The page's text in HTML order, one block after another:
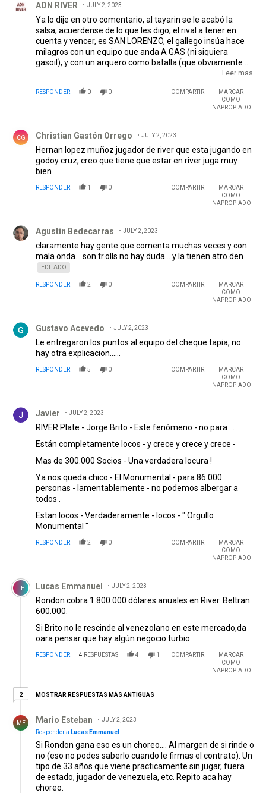
ADN RIVER JULY 2, 2023
Ya lo dije en otro comentario, al tayarin se le acabó la
salsa, acuerdense de lo que les digo, el rival a tener en
cuenta y vencer, es SAN LORENZO, el gallego insúa hace
milagros con un equipo que anda A GAS (ni siquiera
gasoil), y con un arquero como batalla (que obviamente es
de river) que es una garantía, el partido en la estancia de
consagramos campeones obvio.
Leer mas
RESPONDER 0 0 COMPARTIR
MARCAR
COMO
INAPROPIADO
CG Christian Gastón Orrego JULY 2, 2023
Hernan lopez muñoz jugador de river que esta jugando en
godoy cruz, creo que tiene que estar en river juga muy
bien
RESPONDER 1 0 COMPARTIR
MARCAR
COMO
INAPROPIADO
Agustin Bedecarras JULY 2, 2023
claramente hay gente que comenta muchas veces y con
mala onda... son tr.olls no hay duda... y la tienen atro.den
EDITADO
RESPONDER 2 0 COMPARTIR
MARCAR
COMO
INAPROPIADO
Gustavo Acevedo JULY 2, 2023
Le entregaron los puntos al equipo del cheque tapia, no
hay otra explicacion......
RESPONDER 5 0 COMPARTIR
MARCAR
COMO
INAPROPIADO
Javier JULY 2, 2023
RIVER Plate - Jorge Brito - Este fenómeno - no para . . .
Están completamente locos - y crece y crece y crece -
Mas de 300.000 Socios - Una verdadera locura !
Ya nos queda chico - El Monumental - para 86.000
personas - lamentablemente - no podemos albergar a
todos .
Estan locos - Verdaderamente - locos - " Orgullo
Monumental "
RESPONDER 2 0 COMPARTIR
MARCAR
COMO
INAPROPIADO
Comentario de Lucas Emmanuel.
LE Lucas Emmanuel JULY 2, 2023
Rondon cobra 1.800.000 dólares anuales en River. Beltran
600.000.
Si Brito no le rescinde al venezolano en este mercado,da
oara pensar que hay algún negocio turbio
RESPONDER 4 RESPUESTAS 4 1 COMPARTIR
MARCAR
COMO
INAPROPIADO
22 respuestas más antiguas
MOSTRAR RESPUESTAS MÁS ANTIGUAS
ME Mario Esteban
JULY 2, 2023
Responder a Lucas Emmanuel
Si Rondon gana eso es un choreo.... Al margen de si rinde o
no (eso no podes saberlo cuando le firmas el contrato). Un
tipo de 33 años que viene practicamente sin jugar, fuera
de estado, jugador de venezuela, etc. Repito aca hay
choreo.